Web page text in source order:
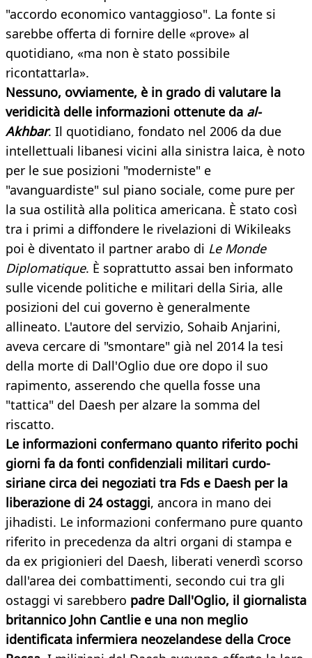
"accordo economico vantaggioso". La fonte si
sarebbe offerta di fornire delle «prove» al
quotidiano, «ma non è stato possibile
ricontattarla».
Nessuno, ovviamente, è in grado di valutare la
veridicità delle informazioni ottenute da al-
Akhbar. Il quotidiano, fondato nel 2006 da due
intellettuali libanesi vicini alla sinistra laica, è noto
per le sue posizioni "moderniste" e
"avanguardiste" sul piano sociale, come pure per
la sua ostilità alla politica americana. È stato così
tra i primi a diffondere le rivelazioni di Wikileaks
poi è diventato il partner arabo di Le Monde
Diplomatique. È soprattutto assai ben informato
sulle vicende politiche e militari della Siria, alle
posizioni del cui governo è generalmente
allineato. L'autore del servizio, Sohaib Anjarini,
aveva cercare di "smontare" già nel 2014 la tesi
della morte di Dall'Oglio due ore dopo il suo
rapimento, asserendo che quella fosse una
"tattica" del Daesh per alzare la somma del
riscatto.
Le informazioni confermano quanto riferito pochi
giorni fa da fonti confidenziali militari curdo-
siriane circa dei negoziati tra Fds e Daesh per la
liberazione di 24 ostaggi, ancora in mano dei
jihadisti. Le informazioni confermano pure quanto
riferito in precedenza da altri organi di stampa e
da ex prigionieri del Daesh, liberati venerdì scorso
dall'area dei combattimenti, secondo cui tra gli
ostaggi vi sarebbero padre Dall'Oglio, il giornalista
britannico John Cantlie e una non meglio
identificata infermiera neozelandese della Croce